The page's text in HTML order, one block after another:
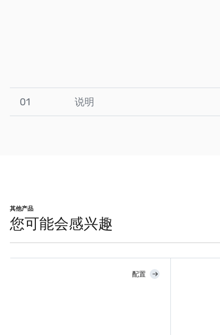
01 说明
其他产品
您可能会感兴趣
配置